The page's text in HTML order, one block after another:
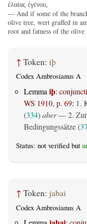
ἐλαίας ἐγένου,
— And if some of the
olive tree, wert graffed in
root and fatness of the olive
↑ Token: iþ
Codex Ambrosianus A
Lemma iþ:
WS 1910, p. 69: 1.
(334)aber— 2. Zur
Bedingungssätze (
Status: not verified but
↑ Token: jabai
Codex Ambrosianus A